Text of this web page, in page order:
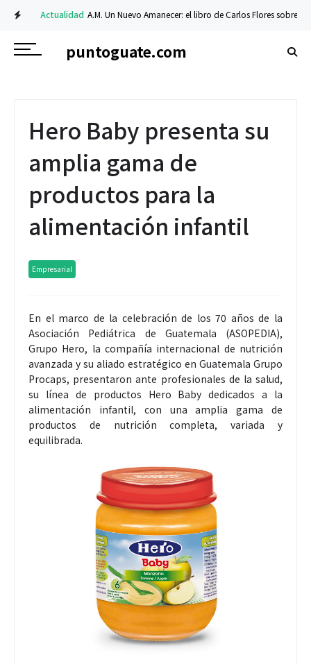
Actualidad A.M. Un Nuevo Amanecer: el libro de Carlos Flores sobre fe y
puntoguate.com
Hero Baby presenta su
amplia gama de
productos para la
alimentación infantil
Empresarial
En el marco de la celebración de los 70 años de la
Asociación Pediátrica de Guatemala (ASOPEDIA),
Grupo Hero, la compañía internacional de nutrición
avanzada y su aliado estratégico en Guatemala Grupo
Procaps, presentaron ante profesionales de la salud,
su línea de productos Hero Baby dedicados a la
alimentación infantil, con una amplia gama de
productos de nutrición completa, variada y
equilibrada.